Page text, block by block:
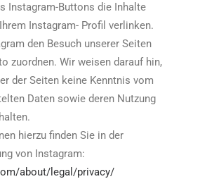
Instagram-Buttons die Inhalte
Instagram- Profil verlinken.
den Besuch unserer Seiten
zuordnen. Wir weisen darauf hin,
der Seiten keine Kenntnis vom
Daten sowie deren Nutzung
hierzu finden Sie in der
von Instagram:
about/legal/privacy/